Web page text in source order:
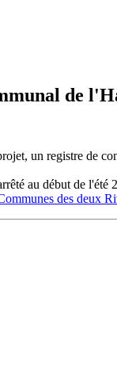
de
un registre de
au début de l'été
des deux